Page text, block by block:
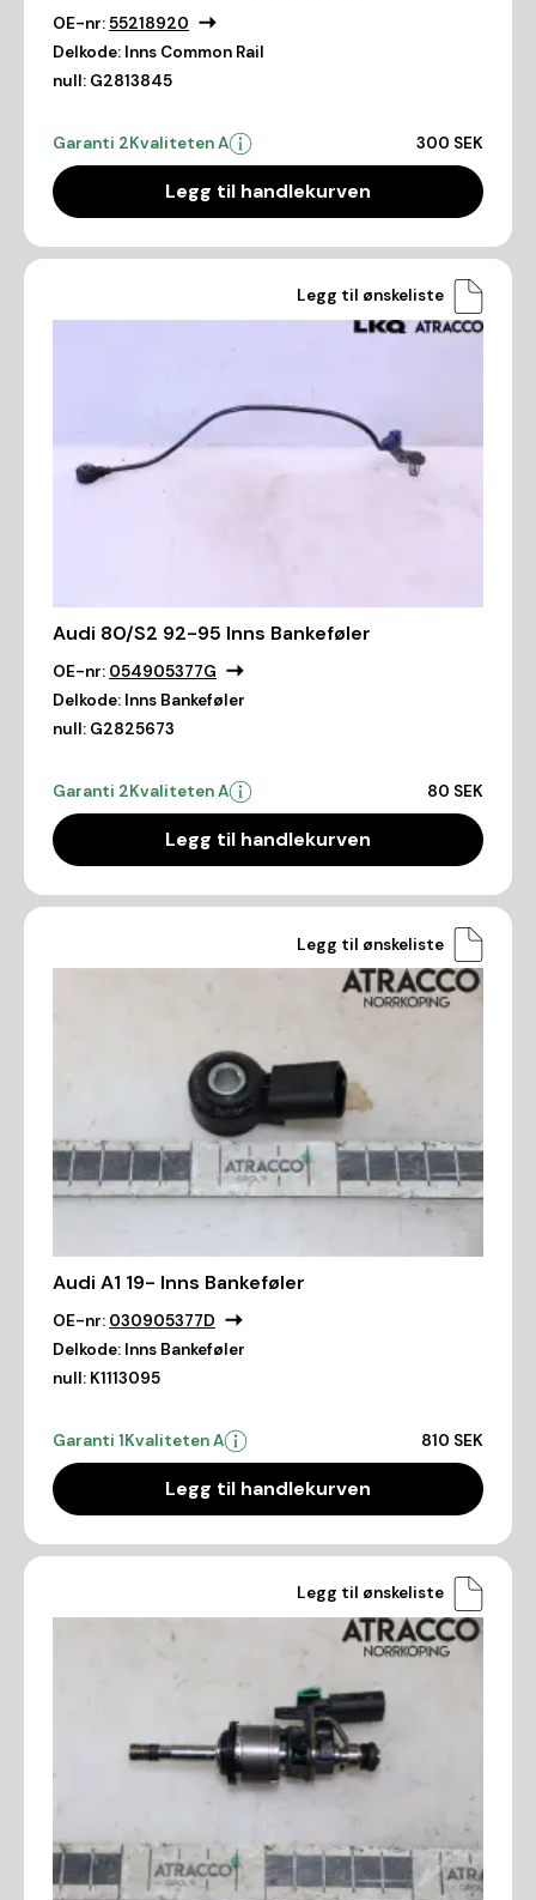
OE-nr:55218920
Delkode: Inns Common Rail
null: G2813845
Garanti 2Kvaliteten A 300 SEK
Legg til handlekurven
Legg til ønskeliste
Audi 80/S2 92-95 Inns Bankeføler
OE-nr: 054905377G
Delkode: Inns Bankeføler
null: G2825673
Garanti 2Kvaliteten A 80 SEK
Legg til handlekurven
Legg til ønskeliste
Audi A1 19- Inns Bankeføler
OE-nr: 030905377D
Delkode: Inns Bankeføler
null: K1113095
Garanti 1Kvaliteten A 810 SEK
Legg til handlekurven
Legg til ønskeliste